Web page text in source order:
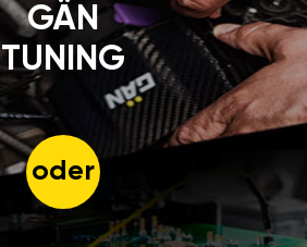
GÄN
TUNING
oder